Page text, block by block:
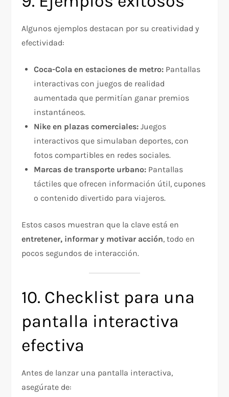
Algunos ejemplos destacan por su creatividad y
efectividad:
Coca-Cola en estaciones de metro: Pantallas
interactivas con juegos de realidad
aumentada que permitían ganar premios
instantáneos.
Nike en plazas comerciales: Juegos
interactivos que simulaban deportes, con
fotos compartibles en redes sociales.
Marcas de transporte urbano: Pantallas
táctiles que ofrecen información útil, cupones
o contenido divertido para viajeros.
Estos casos muestran que la clave está en
entretener, informar y motivar acción, todo en
pocos segundos de interacción.
10. Checklist para una
pantalla interactiva
efectiva
Antes de lanzar una pantalla interactiva,
asegúrate de: